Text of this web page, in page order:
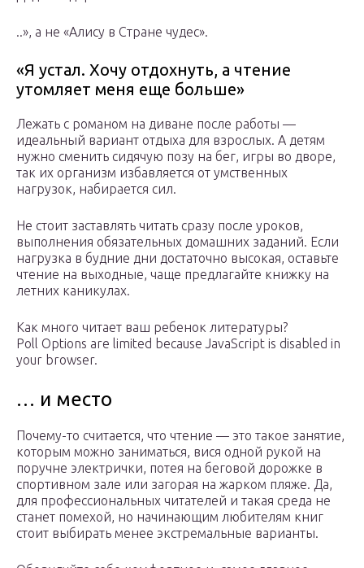
..», а не «Алису в Стране чудес».
«Я устал. Хочу отдохнуть, а чтение
утомляет меня еще больше»
Лежать с романом на диване после работы —
идеальный вариант отдыха для взрослых. А детям
нужно сменить сидячую позу на бег, игры во дворе,
так их организм избавляется от умственных
нагрузок, набирается сил.
Не стоит заставлять читать сразу после уроков,
выполнения обязательных домашних заданий. Если
нагрузка в будние дни достаточно высокая, оставьте
чтение на выходные, чаще предлагайте книжку на
летних каникулах.
Как много читает ваш ребенок литературы?
Poll Options are limited because JavaScript is disabled in
your browser.
… и место
Почему-то считается, что чтение — это такое занятие,
которым можно заниматься, вися одной рукой на
поручне электрички, потея на беговой дорожке в
спортивном зале или загорая на жарком пляже. Да,
для профессиональных читателей и такая среда не
станет помехой, но начинающим любителям книг
стоит выбирать менее экстремальные варианты.